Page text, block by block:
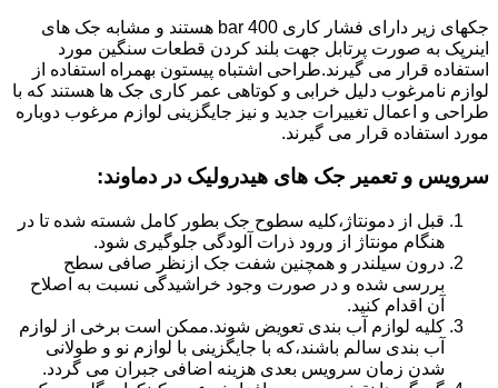
جکهای زیر دارای فشار کاری 400 bar هستند و مشابه جک های
اینرپک به صورت پرتابل جهت بلند کردن قطعات سنگین مورد
استفاده قرار می گیرند.طراحی اشتباه پیستون بهمراه استفاده از
لوازم نامرغوب دلیل خرابی و کوتاهی عمر کاری جک ها هستند که با
طراحی و اعمال تغییرات جدید و نیز جایگزینی لوازم مرغوب دوباره
مورد استفاده قرار می گیرند.
سرویس و تعمیر جک های هیدرولیک در دماوند:
قبل از دمونتاژ،کلیه سطوح جک بطور کامل شسته شده تا در
هنگام مونتاژ از ورود ذرات آلودگی جلوگیری شود.
درون سیلندر و همچنین شفت جک ازنظر صافی سطح
بررسی شده و در صورت وجود خراشیدگی نسبت به اصلاح
آن اقدام کنید.
کلیه لوازم آب بندی تعویض شوند.ممکن است برخی از لوازم
آب بندی سالم باشند،که با جایگزینی با لوازم نو و طولانی
شدن زمان سرویس بعدی هزینه اضافی جبران می گردد.